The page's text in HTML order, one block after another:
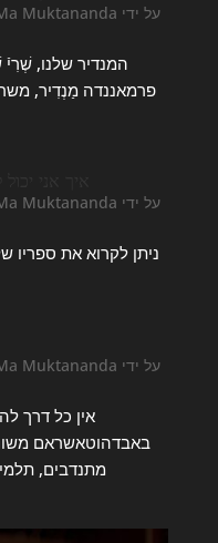
על ידי Muktananda
המנדיר שלנו, שְׁרִיֿ
פרמאננדה מַנְדִיר,
על ידי Muktananda
ניתן לקרוא את ספריו
על ידי Muktananda
אין כל דרך
מתנדבים,